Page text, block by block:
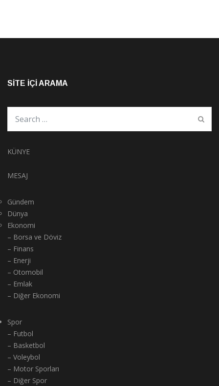
SITE İÇI ARAMA
KÜNYE
MESAJ
Gündem
Dünya
Ekonomi
– Borsa ve Döviz
– Finans
– Enerji
– Otomobil
– Emlak
– Diğer Ekonomi
Spor
– Futbol
– Basketbol
– Voleybol
– Motor Sporları
– Diğer Spor